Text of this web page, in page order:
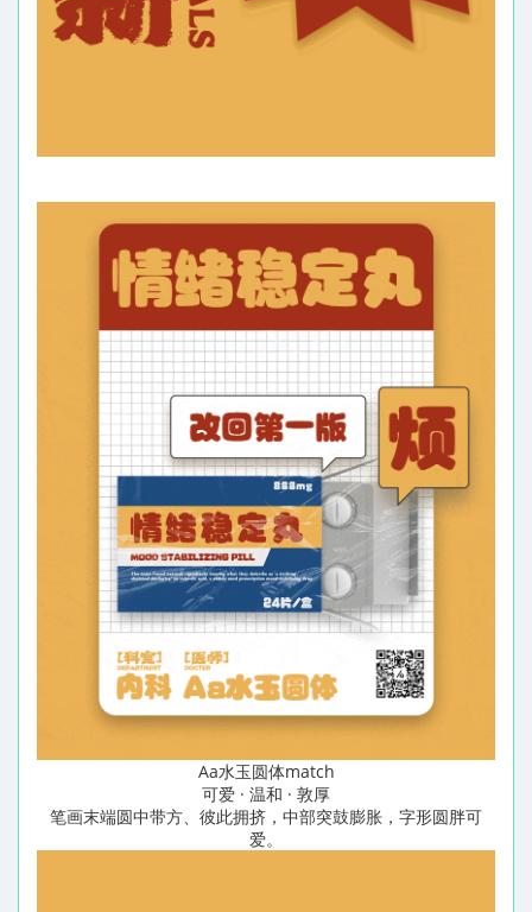
Aa水玉圆体match
可爱 · 温和 · 敦厚
笔画末端圆中带方、彼此拥挤，中部突鼓膨胀，字形圆胖可
爱。